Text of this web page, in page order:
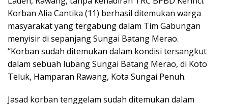
Korban Alia Cantika (11) berhasil ditemukan warga
masyarakat yang tergabung dalam Tim Gabungan
menyisir di sepanjang Sungai Batang Merao.
“Korban sudah ditemukan dalam kondisi tersangkut
dalam sebuah lubang Sungai Batang Merao, di Koto
Teluk, Hamparan Rawang, Kota Sungai Penuh.
Jasad korban tenggelam sudah ditemukan dalam